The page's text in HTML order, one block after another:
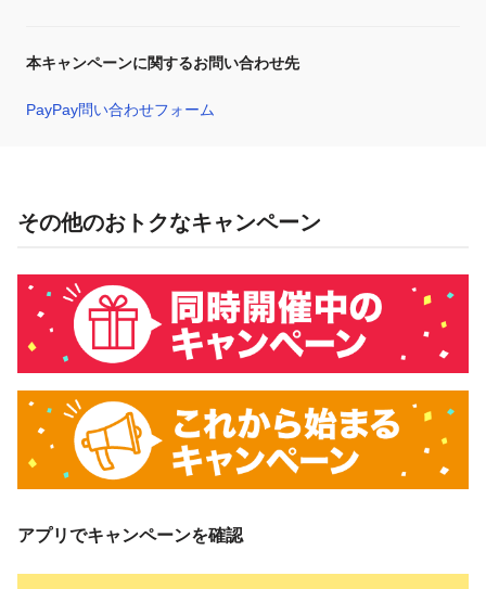
本キャンペーンに関するお問い合わせ先
PayPay問い合わせフォーム
その他のおトクなキャンペーン
アプリでキャンペーンを確認